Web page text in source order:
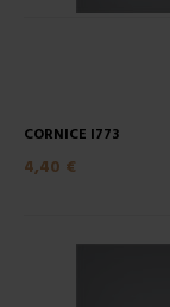
CORNICE I773
4,40 €